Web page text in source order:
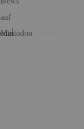
Hol dir die App!